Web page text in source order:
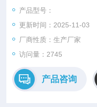
类应用场景。
产品型号：
更新时间：2025-11-03
厂商性质：生产厂家
访问量：2745
产品咨询